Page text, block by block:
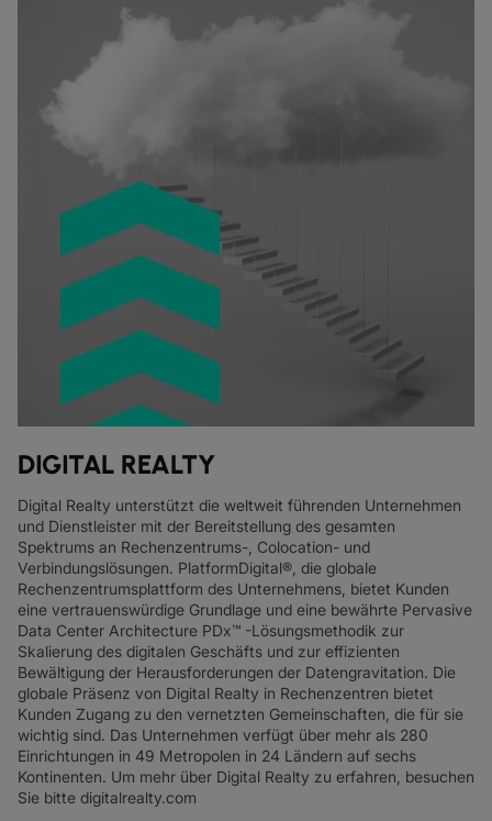
DIGITAL REALTY
Digital Realty unterstützt die weltweit führenden Unternehmen
und Dienstleister mit der Bereitstellung des gesamten
Spektrums an Rechenzentrums-, Colocation- und
Verbindungslösungen. PlatformDigital®, die globale
Rechenzentrumsplattform des Unternehmens, bietet Kunden
eine vertrauenswürdige Grundlage und eine bewährte Pervasive
Data Center Architecture PDx™ -Lösungsmethodik zur
Skalierung des digitalen Geschäfts und zur effizienten
Bewältigung der Herausforderungen der Datengravitation. Die
globale Präsenz von Digital Realty in Rechenzentren bietet
Kunden Zugang zu den vernetzten Gemeinschaften, die für sie
wichtig sind. Das Unternehmen verfügt über mehr als 280
Einrichtungen in 49 Metropolen in 24 Ländern auf sechs
Kontinenten. Um mehr über Digital Realty zu erfahren, besuchen
Sie bitte digitalrealty.com